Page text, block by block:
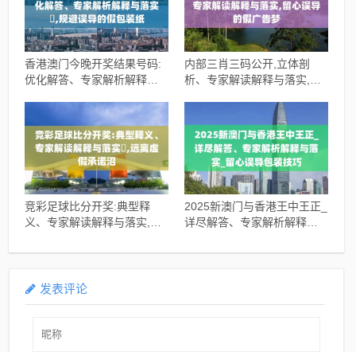
香港澳门今晚开奖结果号码:
优化解答、专家解析解释与
内部三肖三码公开,立体剖
析、专家解读解释与落实,留
竞彩足球比分开奖:典型释
义、专家解读解释与落实​,远
2025新澳门与香港王中王正_
详尽解答、专家解析解释与
发表评论